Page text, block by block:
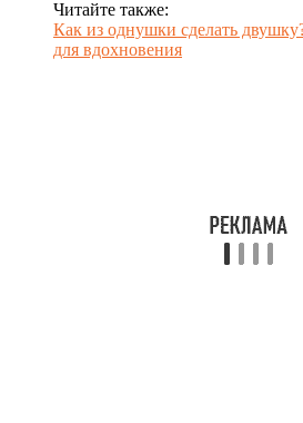
Читайте также:
Как из однушки сделать
для вдохновения